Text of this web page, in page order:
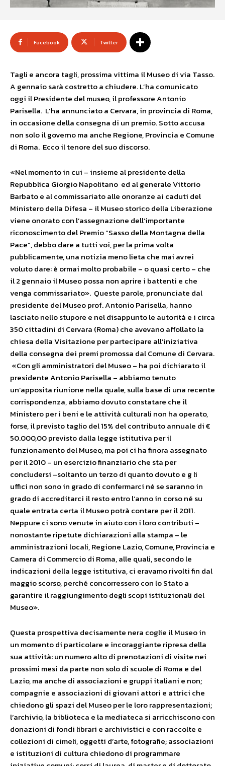
Facebook Twitter
Tagli e ancora tagli, prossima vittima il Museo di via Tasso.
A gennaio sarà costretto a chiudere. L’ha comunicato
oggi il Presidente del museo, il professore Antonio
Parisella. L’ha annunciato a Cervara, in provincia di Roma,
in occasione della consegna di un premio. Sotto accusa
non solo il governo ma anche Regione, Provincia e Comune
di Roma. Ecco il tenore del suo discorso.
«Nel momento in cui – insieme al presidente della
Repubblica Giorgio Napolitano ed al generale Vittorio
Barbato e al commissariato alle onoranze ai caduti del
Ministero della Difesa – il Museo storico della Liberazione
viene onorato con l’assegnazione dell’importante
riconoscimento del Premio “Sasso della Montagna della
Pace”, debbo dare a tutti voi, per la prima volta
pubblicamente, una notizia meno lieta che mai avrei
voluto dare: è ormai molto probabile – o quasi certo – che
il 2 gennaio il Museo possa non aprire i battenti e che
venga commissariato». Queste parole, pronunciate dal
presidente del Museo prof. Antonio Parisella, hanno
lasciato nello stupore e nel disappunto le autorità e i circa
350 cittadini di Cervara (Roma) che avevano affollato la
chiesa della Visitazione per partecipare all’iniziativa
della consegna dei premi promossa dal Comune di Cervara.
«Con gli amministratori del Museo – ha poi dichiarato il
presidente Antonio Parisella – abbiamo tenuto
un’apposita riunione nella quale, sulla base di una recente
corrispondenza, abbiamo dovuto constatare che il
Ministero per i beni e le attività culturali non ha operato,
forse, il previsto taglio del 15% del contributo annuale di €
50.000,00 previsto dalla legge istitutiva per il
funzionamento del Museo, ma poi ci ha finora assegnato
per il 2010 – un esercizio finanziario che sta per
concludersi –soltanto un terzo di quanto dovuto e g li
uffici non sono in grado di confermarci né se saranno in
grado di accreditarci il resto entro l’anno in corso né su
quale entrata certa il Museo potrà contare per il 2011.
Neppure ci sono venute in aiuto con i loro contributi –
nonostante ripetute dichiarazioni alla stampa – le
amministrazioni locali, Regione Lazio, Comune, Provincia e
Camera di Commercio di Roma, alle quali, secondo le
indicazioni della legge istitutiva, ci eravamo rivolti fin dal
maggio scorso, perché concorressero con lo Stato a
garantire il raggiungimento degli scopi istituzionali del
Museo».
Questa prospettiva decisamente nera coglie il Museo in
un momento di particolare e incoraggiante ripresa della
sua attività: un numero alto di prenotazioni di visite nei
prossimi mesi da parte non solo di scuole di Roma e del
Lazio, ma anche di associazioni e gruppi italiani e non;
compagnie e associazioni di giovani attori e attrici che
chiedono gli spazi del Museo per le loro rappresentazioni;
l’archivio, la biblioteca e la mediateca si arricchiscono con
donazioni di fondi librari e archivistici e con raccolte e
collezioni di cimeli, oggetti d’arte, fotografie; associazioni
e istituzioni di cultura chiedono di programmare